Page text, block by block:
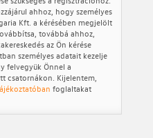
ahhoz, hogy személyes
Kft. a kérésében megjelölt
továbbá ahhoz,
az Ön kérése
személyes adatait kezelje
felvegyük Önnel a
csatornákon. Kijelentem,
foglaltakat